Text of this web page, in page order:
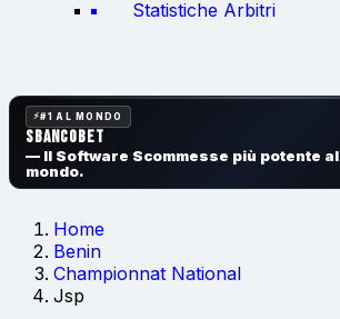
Statistiche Arbitri
#1 AL MONDO
SbancoBet
— Il Software Scommesse più potente al
mondo.
Home
Benin
Championnat National
Jsp